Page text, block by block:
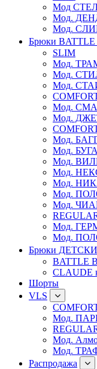
Мод
Мод.
Мод.
Брюки BATTLE
SLIM
Мод.
Мод.
Мод.
Мод.
Мод.
Мод.
Мод.
Мод.
Мод.
Мод.
Мод.
Мод.
Мод.
Мод.
Брюки
BATTLE
CLAUDE
Шорты
VLS
Мод.
Мод.
Мод.
Распродажа